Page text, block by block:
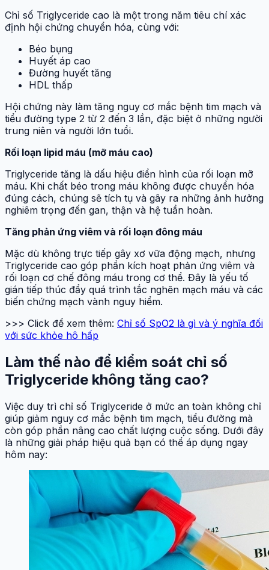
Chỉ số Triglyceride cao là một trong năm tiêu chí xác
định hội chứng chuyển hóa, cùng với:
Béo bụng
Huyết áp cao
Đường huyết tăng
HDL thấp
Hội chứng này làm tăng nguy cơ mắc bệnh tim mạch và
tiểu đường type 2 từ 2 đến 3 lần, đặc biệt ở những người
trung niên và người lớn tuổi.
Rối loạn lipid máu (mỡ máu cao)
Triglyceride tăng là dấu hiệu điển hình của rối loạn mỡ
máu. Khi chất béo trong máu không được chuyển hóa
đúng cách, chúng sẽ tích tụ và gây ra những ảnh hưởng
nghiêm trọng đến gan, thận và hệ tuần hoàn.
Tăng phản ứng viêm và rối loạn đông máu
Mặc dù không trực tiếp gây xơ vữa động mạch, nhưng
Triglyceride cao góp phần kích hoạt phản ứng viêm và
rối loạn cơ chế đông máu trong cơ thể. Đây là yếu tố
gián tiếp thúc đẩy quá trình tắc nghẽn mạch máu và các
biến chứng mạch vành nguy hiểm.
>>> Click để xem thêm: Chỉ số SpO2 là gì và ý nghĩa đối
với sức khỏe hô hấp
Làm thế nào để kiểm soát chỉ số
Triglyceride không tăng cao?
Việc duy trì chỉ số Triglyceride ở mức an toàn không chỉ
giúp giảm nguy cơ mắc bệnh tim mạch, tiểu đường mà
còn góp phần nâng cao chất lượng cuộc sống. Dưới đây
là những giải pháp hiệu quả bạn có thể áp dụng ngay
hôm nay: